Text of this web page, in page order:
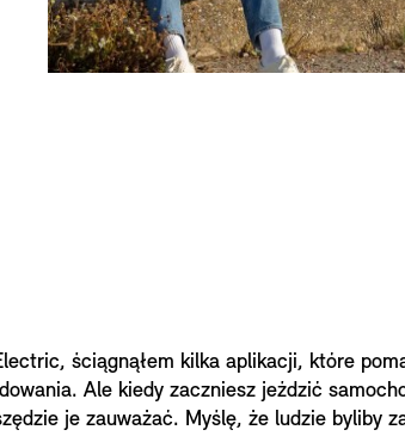
ściągnąłem kilka aplikacji, które
Ale kiedy zaczniesz jeździć
je zauważać. Myślę, że ludzie byliby